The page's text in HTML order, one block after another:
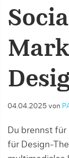
04.04.2025 von
Du brennst
für Design-